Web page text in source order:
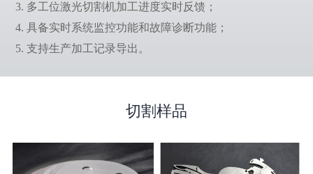
3. 多工位激光切割机加工进度实时反馈；
4. 具备实时系统监控功能和故障诊断功能；
5. 支持生产加工记录导出。
切割样品